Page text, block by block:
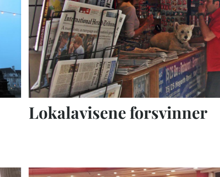
Lokalavisene forsvinner